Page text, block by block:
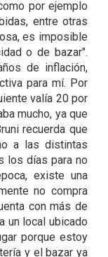
por ejemplo
entre otras
es imposible
o de bazar".
de inflación,
para mí. Por
valía 20 por
mucho, ya que
recuerda que
a las distintas
los días para no
existe una
no compra
con más de
un local ubicado
porque estoy
y el bazar ya